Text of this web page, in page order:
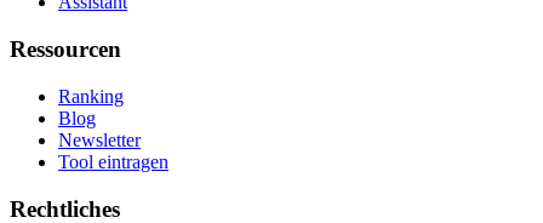
Ressourcen
Ranking
Blog
Newsletter
Tool eintragen
Rechtliches